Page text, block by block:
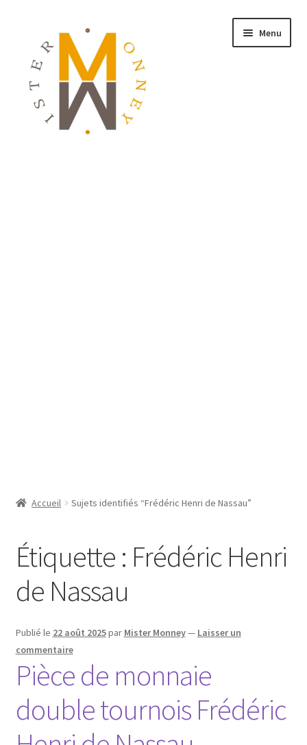
Menu
Accueil Sujets identifiés “Frédéric Henri de Nassau”
Étiquette : Frédéric Henri
de Nassau
Publié le 22 août 2025par Mister Monney— Laisser un
commentaire
Pièce de monnaie
double tournois Frédéric